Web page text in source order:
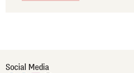
Social Media